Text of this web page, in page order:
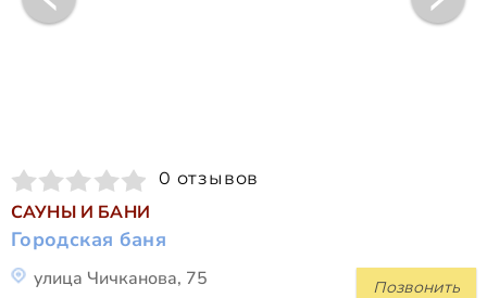
0 отзывов
САУНЫ И БАНИ
Городская баня
Позвонить
улица Чичканова, 75